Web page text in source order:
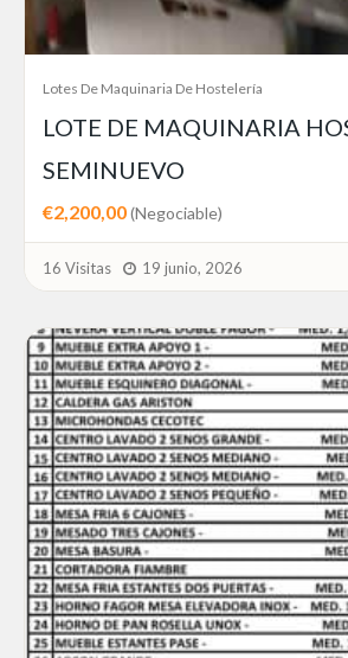
Lotes De Maquinaria De Hostelería
LOTE DE MAQUINARIA
SEMINUEVO
€2,200,00(Negociable)
16 Visitas 19 junio, 2026